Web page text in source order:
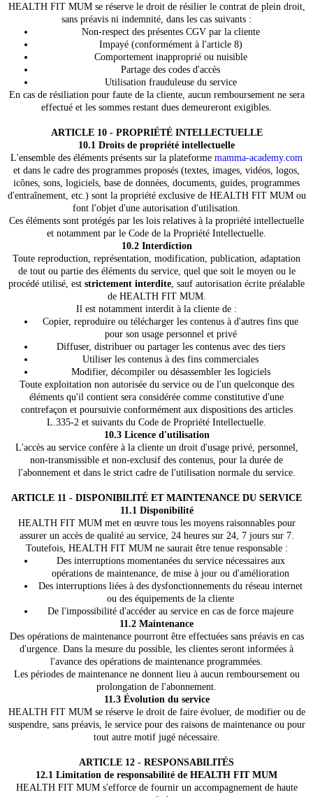
HEALTH FIT MUM se réserve le droit de résilier le contrat de plein droit,
sans préavis ni indemnité, dans les cas suivants :
Non-respect des présentes CGV par la cliente
Impayé (conformément à l'article 8)
Comportement inapproprié ou nuisible
Partage des codes d'accès
Utilisation frauduleuse du service
En cas de résiliation pour faute de la cliente, aucun remboursement ne sera
effectué et les sommes restant dues demeureront exigibles.
ARTICLE 10 - PROPRIÉTÉ INTELLECTUELLE
10.1 Droits de propriété intellectuelle
L'ensemble des éléments présents sur la plateforme mamma-academy.com
et dans le cadre des programmes proposés (textes, images, vidéos, logos,
icônes, sons, logiciels, base de données, documents, guides, programmes
d'entraînement, etc.) sont la propriété exclusive de HEALTH FIT MUM ou
font l'objet d'une autorisation d'utilisation.
Ces éléments sont protégés par les lois relatives à la propriété intellectuelle
et notamment par le Code de la Propriété Intellectuelle.
10.2 Interdiction
Toute reproduction, représentation, modification, publication, adaptation
de tout ou partie des éléments du service, quel que soit le moyen ou le
procédé utilisé, est strictement interdite, sauf autorisation écrite préalable
de HEALTH FIT MUM.
Il est notamment interdit à la cliente de :
Copier, reproduire ou télécharger les contenus à d'autres fins que
pour son usage personnel et privé
Diffuser, distribuer ou partager les contenus avec des tiers
Utiliser les contenus à des fins commerciales
Modifier, décompiler ou désassembler les logiciels
Toute exploitation non autorisée du service ou de l'un quelconque des
éléments qu'il contient sera considérée comme constitutive d'une
contrefaçon et poursuivie conformément aux dispositions des articles
L.335-2 et suivants du Code de Propriété Intellectuelle.
10.3 Licence d'utilisation
L'accès au service confère à la cliente un droit d'usage privé, personnel,
non-transmissible et non-exclusif des contenus, pour la durée de
l'abonnement et dans le strict cadre de l'utilisation normale du service.
ARTICLE 11 - DISPONIBILITÉ ET MAINTENANCE DU SERVICE
11.1 Disponibilité
HEALTH FIT MUM met en œuvre tous les moyens raisonnables pour
assurer un accès de qualité au service, 24 heures sur 24, 7 jours sur 7.
Toutefois, HEALTH FIT MUM ne saurait être tenue responsable :
Des interruptions momentanées du service nécessaires aux
opérations de maintenance, de mise à jour ou d'amélioration
Des interruptions liées à des dysfonctionnements du réseau internet
ou des équipements de la cliente
De l'impossibilité d'accéder au service en cas de force majeure
11.2 Maintenance
Des opérations de maintenance pourront être effectuées sans préavis en cas
d'urgence. Dans la mesure du possible, les clientes seront informées à
l'avance des opérations de maintenance programmées.
Les périodes de maintenance ne donnent lieu à aucun remboursement ou
prolongation de l'abonnement.
11.3 Évolution du service
HEALTH FIT MUM se réserve le droit de faire évoluer, de modifier ou de
suspendre, sans préavis, le service pour des raisons de maintenance ou pour
tout autre motif jugé nécessaire.
ARTICLE 12 - RESPONSABILITÉS
12.1 Limitation de responsabilité de HEALTH FIT MUM
HEALTH FIT MUM s'efforce de fournir un accompagnement de haute